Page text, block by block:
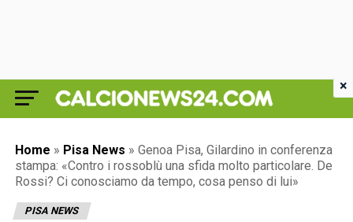
Home » Pisa News » Genoa Pisa, Gilardino in conferenza
stampa: «Contro i rossoblù una sfida molto particolare. De
Rossi? Ci conosciamo da tempo, cosa penso di lui»
PISA NEWS
×